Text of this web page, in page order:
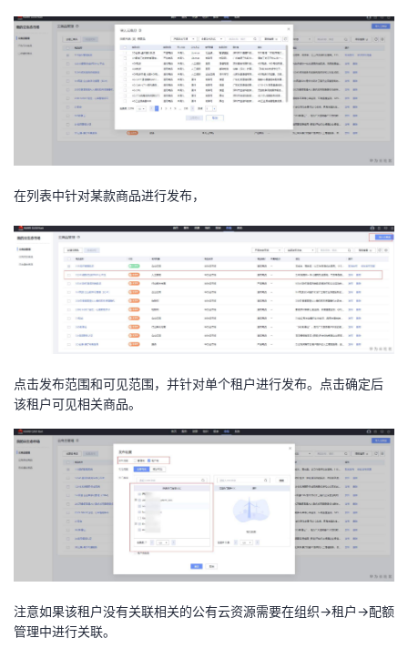
在列表中针对某款商品进行发布，
点击发布范围和可见范围，并针对单个租户进行发布。点击确定后
该租户可见相关商品。
注意如果该租户没有关联相关的公有云资源需要在组织->租户->配额
管理中进行关联。